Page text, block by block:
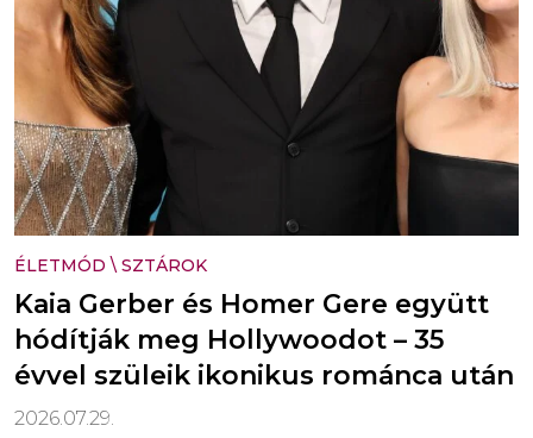
ÉLETMÓD \ SZTÁROK
Kaia Gerber és Homer Gere együtt
hódítják meg Hollywoodot – 35
évvel szüleik ikonikus románca után
2026.07.29.